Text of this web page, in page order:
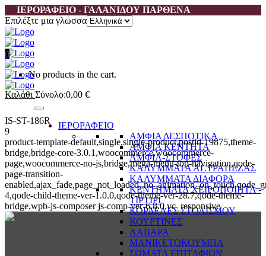
ΙΕΡΟΡΑΦΕΙΟ - ΓΑΛΑΝΙΔΟΥ ΠΑΡΘΕΝΑ
Επιλέξτε μια γλώσσα
0
No products in the cart.
Καλάθι Σύνολο:0,00 €
ΙΕΡΟΡΑΦΕΙΟ
ΑΜΦΙΑ ΔΕΣΠΟΤΙΚΑ
ΑΜΦΙΑ ΚΕΝΤΗΤΑ
ΑΜΦΙΑ-ΣΤΟΦΕΣ
ΚΑΛΥΜΜΑΤΑ ΑΓ.ΤΡΑΠΕΖΑΣ
ΚΑΛΥΜΜΑΤΑ ΔΙΑΦΟΡΑ
ΚΕΝΤΗΜΑΤΑ ΧΕΙΡΟΠΟΙΗΤΑ -
ΤΙΡΤΙΡΙ
ΚΟΡΔΕΛΕΣ ΣΤΟΛΙΣΜΟΥ
ΚΟΥΡΤΙΝΕΣ
ΛΑΒΑΡΑ
ΜΑΝΙΚΕΤΟΚΟΥΜΠΑ
ΣΩΜΑΤΑ ΕΠΙΤΑΦΙΩΝ
IS-ST-186R
9
product-template-default,single,single-product,postid-19875,theme-
bridge,bridge-core-3.0.1,woocommerce,woocommerce-
page,woocommerce-no-js,bridge,mega-menu-top-navigation,qode-
page-transition-
4,qode-child-theme-ver-1.0.0,qode-theme-ver-28.7,qode-theme-
bridge,wpb-js-composer js-comp-ver-6.8.0,vc_responsive